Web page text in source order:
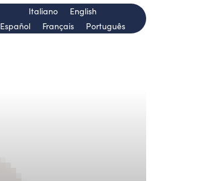
Español Français Português
Italiano English